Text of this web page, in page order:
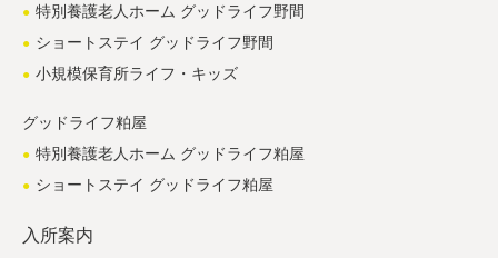
特別養護老人ホーム グッドライフ野間
ショートステイ グッドライフ野間
小規模保育所ライフ・キッズ
グッドライフ粕屋
特別養護老人ホーム グッドライフ粕屋
ショートステイ グッドライフ粕屋
入所案内